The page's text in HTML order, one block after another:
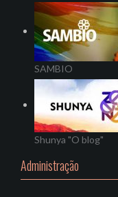
SAMBIO
Shunya "O blog"
Administração